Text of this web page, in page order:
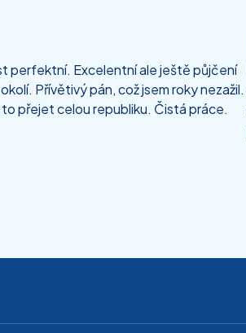
perfektní. Excelentní ale ještě půjčení
Přívětivý pán, což jsem roky nezažil.
přejet celou republiku. Čistá práce.